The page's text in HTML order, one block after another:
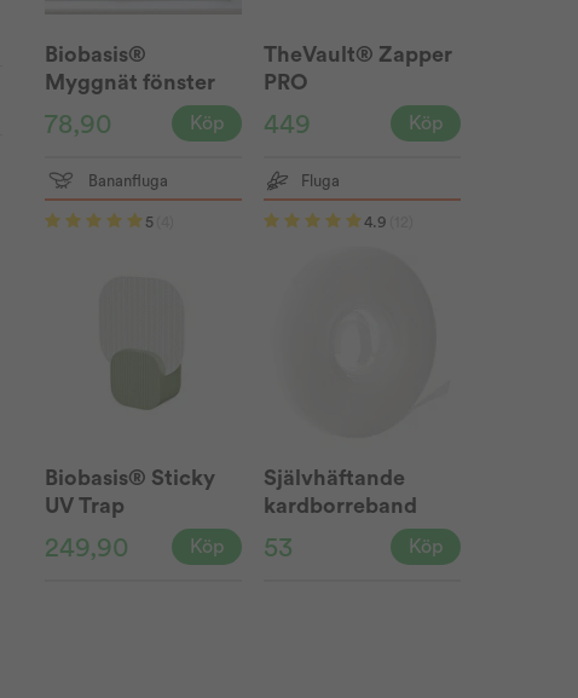
Biobasis®
Myggnät fönster
130x150
78,90 Köp
TheVault® Zapper
PRO
449 Köp
Bananfluga
5
Biobasis® Sticky
UV Trap
249,90 Köp
Fluga
4.9
Självhäftande
kardborreband
5,6m
53 Köp